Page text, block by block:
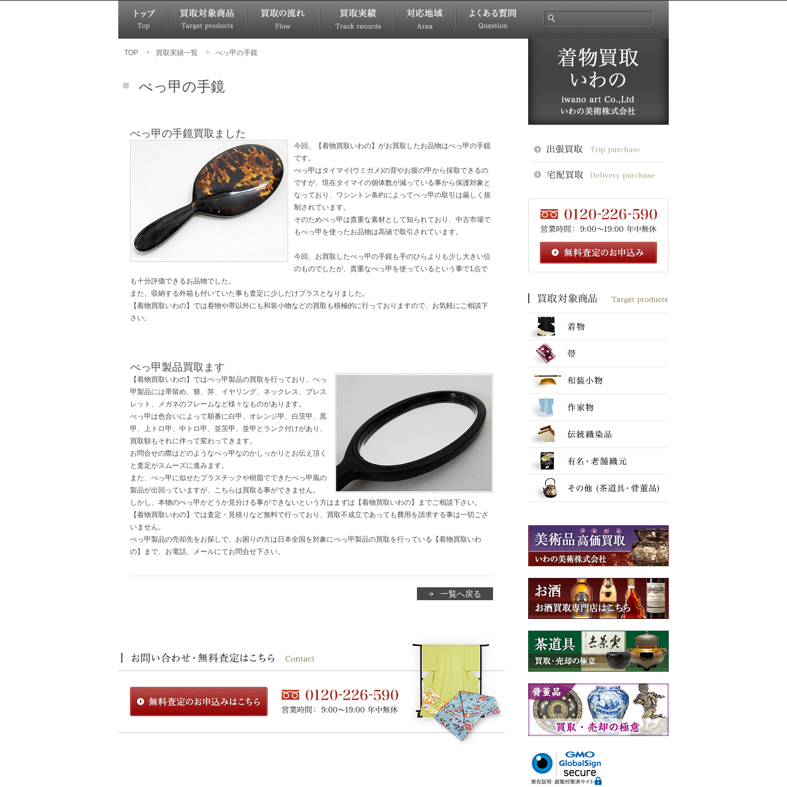
TOP > 買取実績一覧 > べっ甲の手鏡
べっ甲の手鏡
べっ甲の手鏡買取ました
今回、【着物買取いわの】がお買取したお品物はべっ甲の手鏡
です。
べっ甲はタイマイ(ウミガメ)の背やお腹の甲から採取できるの
ですが、現在タイマイの個体数が減っている事から保護対象と
なっており、ワシントン条約によってべっ甲の取引は厳しく規
制されています。
そのためべっ甲は貴重な素材として知られており、中古市場で
もべっ甲を使ったお品物は高値で取引されています。
今回、お買取したべっ甲の手鏡も手のひらよりも少し大きい位
のものでしたが、貴重なべっ甲を使っているという事で1点で
も十分評価できるお品物でした。
また、収納する外箱も付いていた事も査定に少しだけプラスとなりました。
【着物買取いわの】では着物や帯以外にも和装小物などの買取も積極的に行っておりますので、お気軽にご相談下
さい。
べっ甲製品買取ます
【着物買取いわの】ではべっ甲製品の買取を行っており、べっ
甲製品には帯留め、簪、笄、イヤリング、ネックレス、ブレス
レット、メガネのフレームなど様々なものがあります。
べっ甲は色合いによって順番に白甲、オレンジ甲、白茨甲、黒
甲、上トロ甲、中トロ甲、並茨甲、並甲とランク付けがあり、
買取額もそれに伴って変わってきます。
お問合せの際はどのようなべっ甲なのかしっかりとお伝え頂く
と査定がスムーズに進みます。
また、べっ甲に似せたプラスチックや樹脂でできたべっ甲風の
製品が出回っていますが、こちらは買取る事ができません。
しかし、本物のべっ甲かどうか見分ける事ができないという方はまずは【着物買取いわの】までご相談下さい。
【着物買取いわの】では査定・見積りなど無料で行っており、買取不成立であっても費用を請求する事は一切ござ
いません。
べっ甲製品の売却先をお探しで、お困りの方は日本全国を対象にべっ甲製品の買取を行っている【着物買取いわ
の】まで、お電話、メールにてお問合せ下さい。
一覧へ戻る